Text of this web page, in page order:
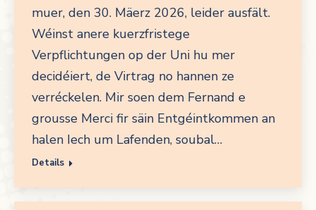
muer, den 30. Mäerz 2026, leider ausfält.
Wéinst anere kuerzfristege
Verpflichtungen op der Uni hu mer
decidéiert, de Virtrag no hannen ze
verréckelen. Mir soen dem Fernand e
grousse Merci fir säin Entgéintkommen an
halen Iech um Lafenden, soubal…
Details